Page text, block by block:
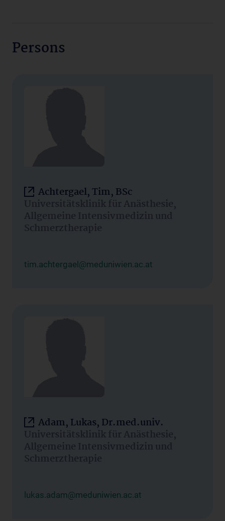
Persons
Achtergael, Tim, BSc
Universitätsklinik für Anästhesie,
Allgemeine Intensivmedizin und
Schmerztherapie
tim.achtergael@meduniwien.ac.at
Adam, Lukas, Dr.med.univ.
Universitätsklinik für Anästhesie,
Allgemeine Intensivmedizin und
Schmerztherapie
lukas.adam@meduniwien.ac.at